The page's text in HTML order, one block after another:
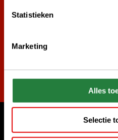
Statistieken
Marketing
Alles
Selectie
Word ook lid van de
golf aanbiedingen!
Waar kunnen we u mee